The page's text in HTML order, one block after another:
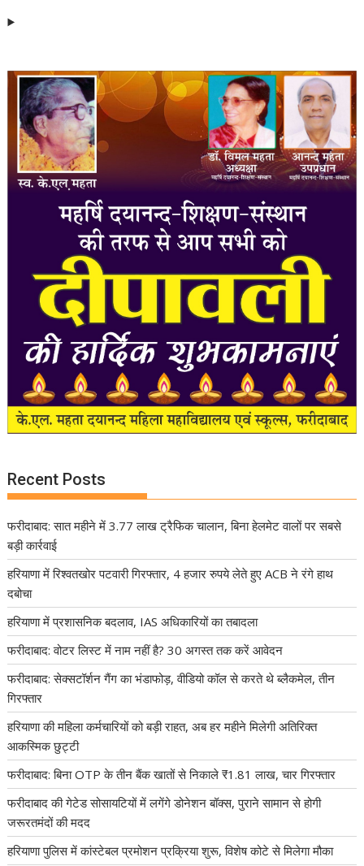
Recent Posts
फरीदाबाद: सात महीने में 3.77 लाख ट्रैफिक चालान, बिना हेलमेट वालों पर सबसे
बड़ी कार्रवाई
हरियाणा में रिश्वतखोर पटवारी गिरफ्तार, 4 हजार रुपये लेते हुए ACB ने रंगे हाथ
दबोचा
हरियाणा में प्रशासनिक बदलाव, IAS अधिकारियों का तबादला
फरीदाबाद: वोटर लिस्ट में नाम नहीं है? 30 अगस्त तक करें आवेदन
फरीदाबाद: सेक्सटॉर्शन गैंग का भंडाफोड़, वीडियो कॉल से करते थे ब्लैकमेल, तीन
गिरफ्तार
हरियाणा की महिला कर्मचारियों को बड़ी राहत, अब हर महीने मिलेगी अतिरिक्त
आकस्मिक छुट्टी
फरीदाबाद: बिना OTP के तीन बैंक खातों से निकाले ₹1.81 लाख, चार गिरफ्तार
फरीदाबाद की गेटेड सोसायटियों में लगेंगे डोनेशन बॉक्स, पुराने सामान से होगी
जरूरतमंदों की मदद
हरियाणा पुलिस में कांस्टेबल प्रमोशन प्रक्रिया शुरू, विशेष कोटे से मिलेगा मौका